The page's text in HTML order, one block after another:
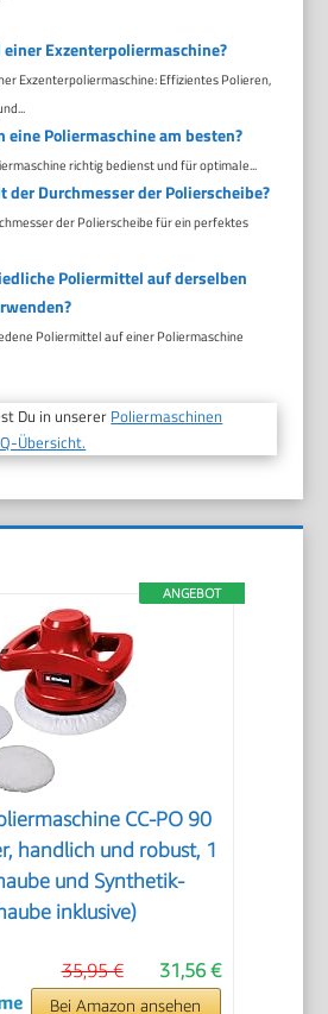
Exzenterpoliermaschine?
Exzenterpoliermaschine: Effizientes Polieren,
eine Poliermaschine am besten?
richtig bedienst und für optimale...
der Durchmesser der Polierscheibe?
der Polierscheibe für ein perfektes
Poliermittel auf derselben
Poliermittel auf einer Poliermaschine
Du in unserer Poliermaschinen
Übersicht.
ANGEBOT
CC-PO 90
handlich und robust, 1
und Synthetik-
inklusive)
31,56 €
35,95 €
Bei Amazon ansehen